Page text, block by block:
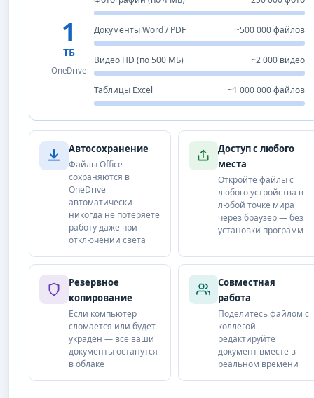
1
ТБ
OneDrive
Документы Word / PDF ~500 000 файлов
Видео HD (по 500 МБ) ~2 000 видео
Таблицы Excel ~1 000 000 файлов
Автосохранение
Файлы Office
сохраняются в
OneDrive
автоматически —
никогда не потеряете
работу даже при
отключении света
Доступ с любого
места
Откройте файлы с
любого устройства в
любой точке мира
через браузер — без
установки программ
Резервное
копирование
Если компьютер
сломается или будет
украден — все ваши
документы останутся
в облаке
Совместная
работа
Поделитесь файлом с
коллегой —
редактируйте
документ вместе в
реальном времени